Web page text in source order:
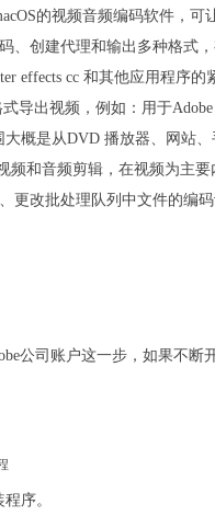
的视频音频编码软件，
、创建代理和输出多种格式
effects cc 和其他应用程序的
导出视频，例如：用于Adobe
大概是从DVD 播放器、网站
频和音频剪辑，在视频为主
改批处理队列中文件的编码
公司账户这一步，如果不断
序。